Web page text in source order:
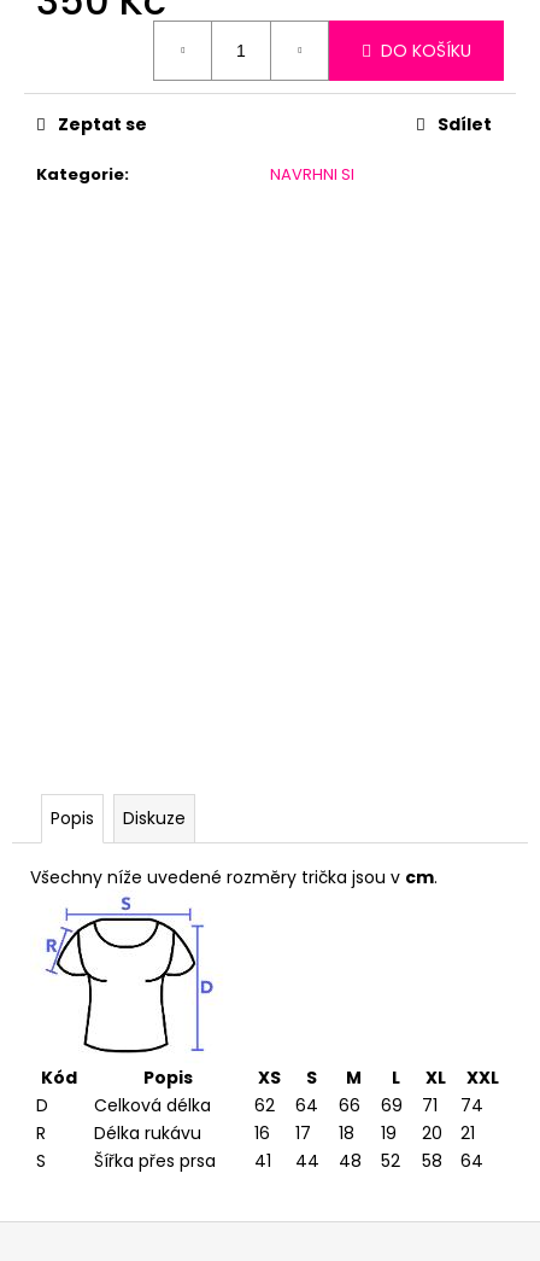
DO KOŠÍKU
Kategorie: NAVRHNI SI
Zeptat se Sdílet
Popis Diskuze
Všechny níže uvedené rozměry trička jsou v cm.
Kód Popis XS S M L XL
XXL
D
Celková délka 62 64 66 69 71
74
R
Délka rukávu 16 17 18 19 20
21
S
Šířka přes prsa 41 44 48 52 58 64